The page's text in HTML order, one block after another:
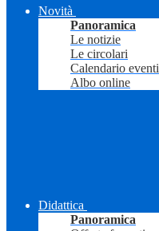
Novità
Panoramica
Le notizie
Le circolari
Calendario eventi
Albo online
Didattica
Panoramica